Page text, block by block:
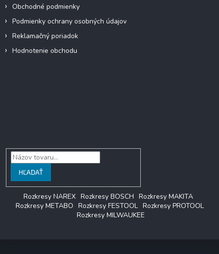
Obchodné podmienky
Podmienky ochrany osobných údajov
Reklamačný poriadok
Hodnotenie obchodu
HĽADAŤ
Rozkresy NAREX Rozkresy BOSCH Rozkresy MAKITA
Rozkresy METABO Rozkresy FESTOOL Rozkresy PROTOOL
Rozkresy MILWAUKEE